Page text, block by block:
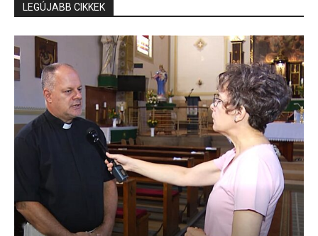
LEGÚJABB CIKKEK